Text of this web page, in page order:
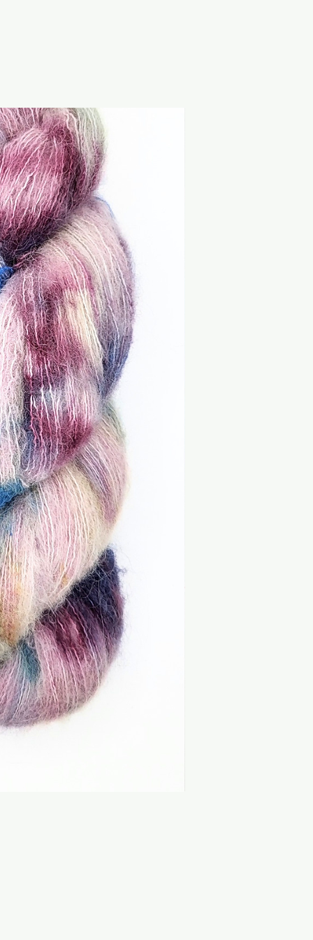
textilen Verarbeitung
zur weiteren textilen
zum Verzehr geeignet.
und
von Babys und
Kinder sollten das
verwenden. Von
starken Wärmequellen
bei bekannten
die
sowie
Verarbeitungshinweise.